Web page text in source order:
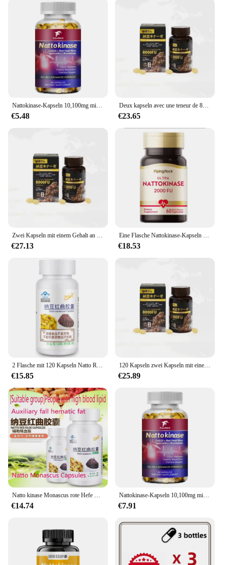
amount to suit your needs. Whether you're looking
to maintain your health or seeking to enhance your
daily routine, these sets are designed for easy
consumption and storage. The packaging is
thoughtfully crafted to preserve the integrity of the
nattokinase, maintaining its potency and
effectiveness. This makes it a convenient option for
those who are always on the go or prefer a
straightforward approach to their health
supplementation.
The nattokinase Natto Extrakt is not just for
health-conscious individuals, fitness enthusiasts,
and those who are looking to incorporate natural
supplements into their lifestyle. Whether you're a
professional athlete, a busy parent, or simply
someone who values their health, this nattokinase
supplement is adaptable to your needs. It's a
versatile product that can be used by anyone,
regardless of age or lifestyle, to support their
overall well-being.
Nattokinase-Kapseln 10,100mg mit coq10 rotem Hefe-Reis-Quercetin-Bromelain -Immun-Booster
€5.48
Deux kapseln avec une teneur de 8000fu, importées du japon, natto kinase aktiv, 120 kapseln
€23.65
Zwei Kapseln mit einem Gehalt an 8000fu Kapseln Japan importierte aktive Nattokinase-Kapseln 120 Kapseln
€27.13
Eine Flasche Nattokinase-Kapseln und drei Tabletten hoch auflösender Thrombus, die nicht-japanisches Monascus erweichen.
€18.53
2 Flasche mit 120 Kapseln Natto Red Hefe Reis kapseln Natto kinase Wartung Körper ergänzung versand kostenfrei
€15.85
120 Kapseln zwei Kapseln mit einem Gehalt an 8000fu Kapseln Japan importierte aktive Nattokinase-Kapseln Bio lebensmittel
€25.89
€14.74
Nattokinase-Kapseln 10,100mg mit coq10 rotem Hefe-Reis-Quercetin-Bromelain -Immun-Booster
€7.91